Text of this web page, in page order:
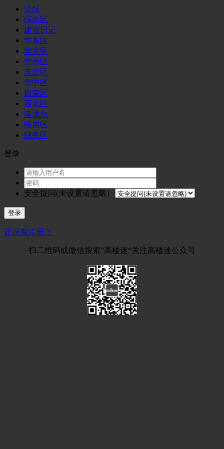
论坛
综合区
建设日记
华东区
华北区
华南区
东北区
华中区
西南区
西北区
港澳台
拓展区
站务区
登录
安全提问(未设置请忽略)
登录
还没有注册？
扫二维码或微信搜索”高楼迷“关注高楼迷公众号